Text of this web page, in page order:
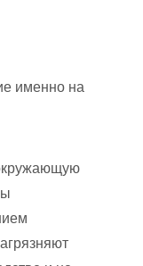
именно на